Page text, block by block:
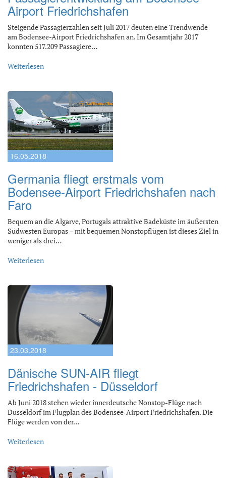
Airport Friedrichshafen
Steigende Passagierzahlen seit Juli 2017 deuten eine Trendwende
am Bodensee-Airport Friedrichshafen an. Im Gesamtjahr 2017
konnten 517.209 Passagiere…
Weiterlesen
16.05.2018
Germania fliegt erstmals vom
Bodensee-Airport Friedrichshafen nach
Faro
Bequem an die Algarve, Portugals attraktive Badeküste im äußersten
Südwesten Europas – mit bequemen Nonstopflügen ist dieses Ziel in
weniger als drei…
Weiterlesen
23.03.2018
Dänische SUN-AIR fliegt
Friedrichshafen - Düsseldorf
Ab Juni 2018 stehen wieder innerdeutsche Nonstop-Flüge nach
Düsseldorf im Flugplan des Bodensee-Airport Friedrichshafen. Die
Flüge werden von der…
Weiterlesen